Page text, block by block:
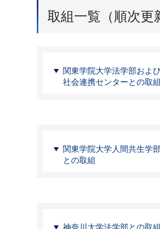
取組一覧（順次
関東学院大学法学部およ
社会連携センターとの取組
関東学院大学人間共生学部
との取組